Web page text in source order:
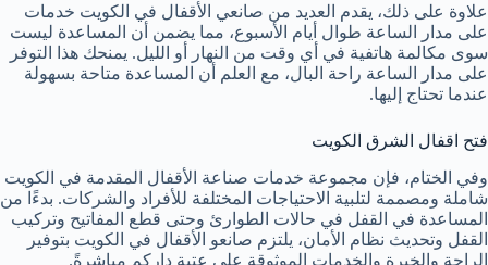
علاوة على ذلك، يقدم العديد من صانعي الأقفال في الكويت خدمات
على مدار الساعة طوال أيام الأسبوع، مما يضمن أن المساعدة ليست
سوى مكالمة هاتفية في أي وقت من النهار أو الليل. يمنحك هذا التوفر
على مدار الساعة راحة البال، مع العلم أن المساعدة متاحة بسهولة
عندما تحتاج إليها.
فتح اقفال الشرق الكويت
وفي الختام، فإن مجموعة خدمات صناعة الأقفال المقدمة في الكويت
شاملة ومصممة لتلبية الاحتياجات المختلفة للأفراد والشركات. بدءًا من
المساعدة في القفل في حالات الطوارئ وحتى قطع المفاتيح وتركيب
القفل وتحديث نظام الأمان، يلتزم صانعو الأقفال في الكويت بتوفير
الراحة والخبرة والخدمات الموثوقة على عتبة داركم مباشرةً.